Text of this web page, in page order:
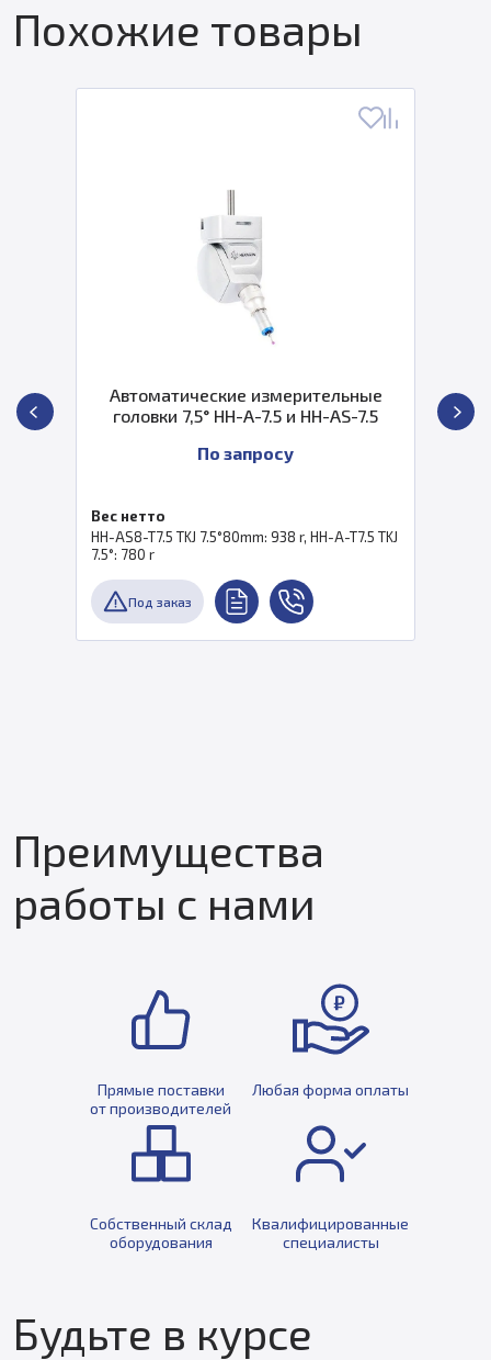
Похожие товары
Автоматические измерительные
головки 7,5° HH-A-7.5 и HH-AS-7.5
По запросу
Вес нетто
HH-AS8-T7.5 TKJ 7.5°80mm: 938 r, HH-A-T7.5 TKJ
7.5°: 780 r
Под заказ
Преимущества
работы с нами
Прямые поставки
от производителей
Любая форма оплаты
Собственный склад
оборудования
Квалифицированные
специалисты
Будьте в курсе